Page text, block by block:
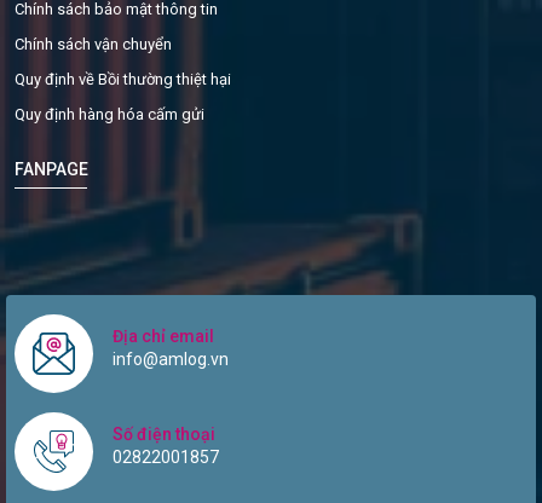
Chính sách bảo mật thông tin
Chính sách vận chuyển
Quy định về Bồi thường thiệt hại
Quy định hàng hóa cấm gửi
FANPAGE
Địa chỉ email
info@amlog.vn
Số điện thoại
02822001857